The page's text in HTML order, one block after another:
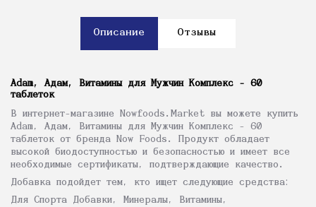
Описание Отзывы
Adam, Адам, Витамины для Мужчин Комплекс - 60
таблеток
В интернет-магазине Nowfoods.Market вы можете купить
Adam, Адам, Витамины для Мужчин Комплекс - 60
таблеток от бренда Now Foods. Продукт обладает
высокой биодоступностью и безопасностью и имеет все
необходимые сертификаты, подтверждающие качество.
Добавка подойдет тем, кто ищет следующие средства:
Для Спорта Добавки, Минералы, Витамины,